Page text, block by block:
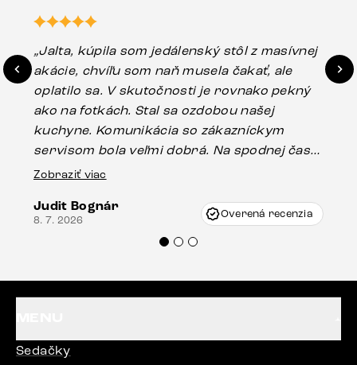
„Jalta, kúpila som jedálenský stôl z masívnej
akácie, chvíľu som naň musela čakať, ale
oplatilo sa. V skutočnosti je rovnako pekný
ako na fotkách. Stal sa ozdobou našej
kuchyne. Komunikácia so zákazníckym
servisom bola veľmi dobrá. Na spodnej časti
stola bolo malé poškodenie, pravdepodobne
Vincze pri riešení mojej záležitosti pristúpili
veľmi korektne. Odporúčam produkty Delife
Zobraziť viac
Judit Bognár
8. 7. 2026 Overená recenzia
Sedačky